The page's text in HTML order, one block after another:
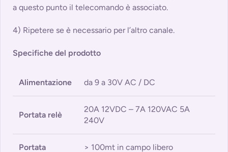
a questo punto il telecomando è associato.
4) Ripetere se è necessario per l’altro canale.
Specifiche del prodotto
Alimentazione da 9 a 30V AC / DC
Portata relè
20A 12VDC – 7A 120VAC 5A
240V
Portata > 100mt in campo libero